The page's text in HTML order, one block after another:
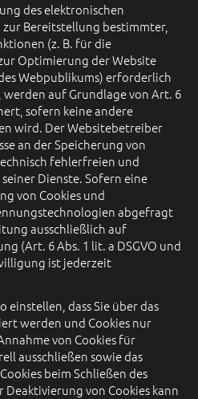
des elektronischen
Bereitstellung bestimmter,
(z. B. für die
Optimierung der Website
Webpublikums) erforderlich
auf Grundlage von Art. 6
sofern keine andere
wird. Der Websitebetreiber
an der Speicherung von
fehlerfreien und
Dienste. Sofern eine
von Cookies und
abgefragt
ausschließlich auf
(Art. 6 Abs. 1 lit. a DSGVO und
ist jederzeit
einstellen, dass Sie über das
werden und Cookies nur
von Cookies für
ausschließen sowie das
beim Schließen des
Deaktivierung von Cookies kann